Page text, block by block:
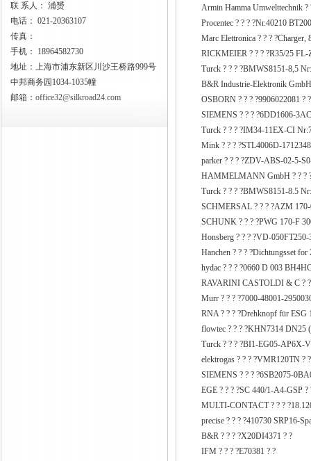
联 系人： 浦赟
电话： 021-20363107
传真：
手机：
18964582730
地址：上海市浦东新区川沙王桥路999号
中邦商务园1034-1035幢
邮箱： office32@silkroad24.com
Armin Hamma Umwelttechnik ?
Procentec ? ? ? ?Nr.40210
Marc Elettronica ? ? ?
RICKMEIER ? ? ? ?R35/25
Turck ? ? ? ?BMWS8151-8,5
B&R Industrie-Elektronik
OSBORN ? ? ? ?9906022081 ? ?
SIEMENS ? ? ? ?6DD1606-
Turck ? ? ? ?IM34-11EX-CI
Mink ? ? ? ?STL4006D-
parker ? ? ? ?ZDV-ABS-02-5-
HAMMELMANN GmbH ? ? ?
Turck ? ? ? ?BMWS8151-8.5
SCHMERSAL ? ? ? ?AZM
SCHUNK ? ? ? ?PWG 170-F
Honsberg ? ? ? ?VD-050FT250-
Hanchen ? ? ? ?Dichtungsset for
hydac ? ? ? ?0660 D 003
RAVARINI CASTOLDI & C ? ?
Murr ? ? ? ?7000-48001-
RNA ? ? ? ?Drehknopf für ESG
flowtec ? ? ? ?KHN7314 DN25
Turck ? ? ? ?BI1-EG05-AP6X-
elektrogas ? ? ? ?VMR120TN ? ?
SIEMENS ? ? ? ?6SB2075-
EGE ? ? ? ?SC 440/1-A4-GSP ?
MULTI-CONTACT ? ? ?
precise ? ? ? ?410730 SRP16-
B&R ? ? ? ?X20DI4371 ? ?
IFM ? ? ? ?E70381 ? ?